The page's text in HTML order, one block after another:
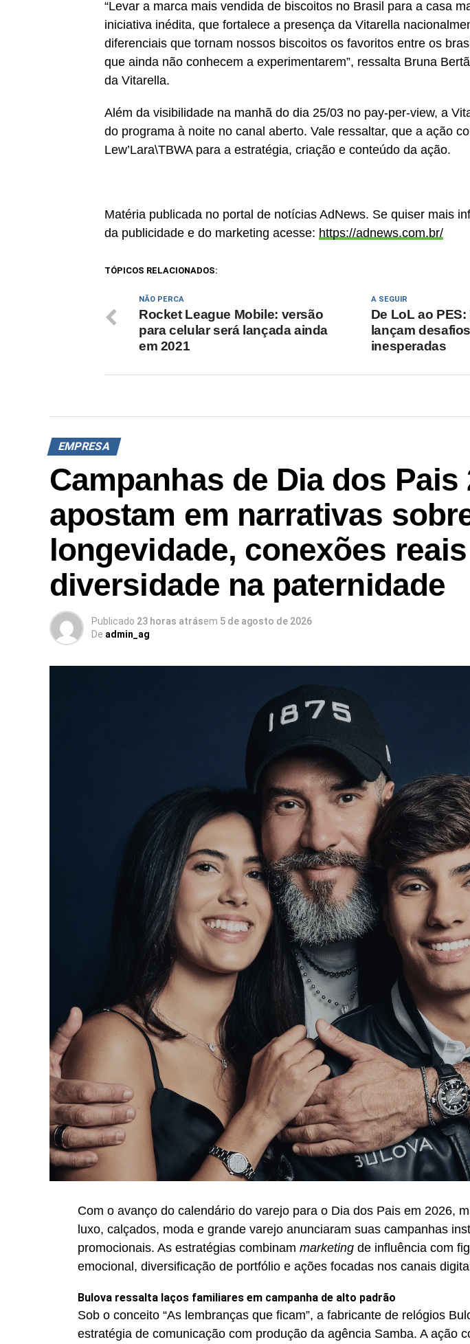
“Levar a marca mais vendida de biscoitos no Brasil para a casa
iniciativa inédita, que fortalece a presença da Vitarella
diferenciais que tornam nossos biscoitos os favoritos entre os
que ainda não conhecem a experimentarem”, ressalta Bruna
da Vitarella.
Além da visibilidade na manhã do dia 25/03 no pay-per-view, a
do programa à noite no canal aberto. Vale ressaltar, que a ação
Lew’Lara\TBWA para a estratégia, criação e conteúdo da ação.
Matéria publicada no portal de notícias AdNews. Se quiser mais
da publicidade e do marketing acesse: https://adnews.com.br/
TÓPICOS RELACIONADOS:
A SEGUIR
De LoL ao
lançam
inesperadas
NÃO PERCA
Rocket League Mobile: versão
para celular será lançada ainda
em 2021
EMPRESA
Campanhas de Dia dos Pais
apostam em narrativas
longevidade, conexões
diversidade na paternidade
Publicado 23 horas atrásem 5 de agosto de 2026
De admin_ag
Com o avanço do calendário do varejo para o Dia dos Pais em 2026,
luxo, calçados, moda e grande varejo anunciaram suas campanhas
promocionais. As estratégias combinam marketing de influência com
emocional, diversificação de portfólio e ações focadas nos canais
Bulova ressalta laços familiares em campanha de alto padrão
Sob o conceito “As lembranças que ficam”, a fabricante de relógios
estratégia de comunicação com produção da agência Samba. A ação